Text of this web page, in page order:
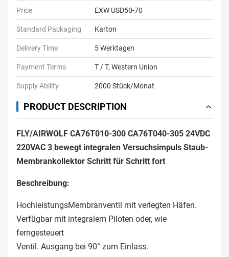
Price EXW USD50-70
Standard Packaging Karton
Delivery Time 5 Werktagen
Payment Terms T / T, Western Union
Supply Ability 2000 Stück/Monat
PRODUCT DESCRIPTION
FLY/AIRWOLF CA76T010-300 CA76T040-305 24VDC
220VAC 3 bewegt integralen Versuchsimpuls Staub-
Membrankollektor Schritt für Schritt fort
Beschreibung:
HochleistungsMembranventil mit verlegten Häfen.
Verfügbar mit integralem Piloten oder, wie
ferngesteuert
Ventil. Ausgang bei 90° zum Einlass.